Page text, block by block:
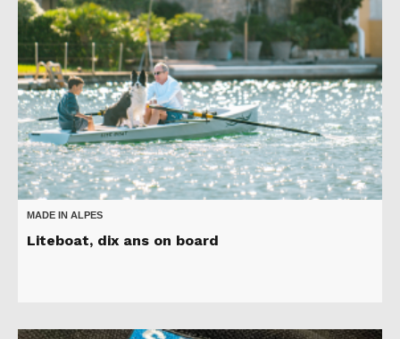
MADE IN ALPES
Liteboat, dix ans on board